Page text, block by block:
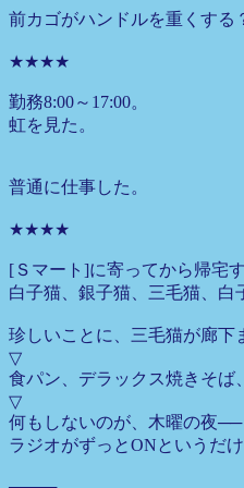
前カゴがハンドルを重くする
★★★★
勤務8:00～17:00。
虹を見た。
普通に仕事した。
★★★★
[Ｓマート]に寄ってから帰宅す
白子猫、銀子猫、三毛猫、白
珍しいことに、三毛猫が廊下
▽
食パン、デラックス焼きそば
▽
何もしないのが、木曜の夜──
ラジオがずっとONというだけ